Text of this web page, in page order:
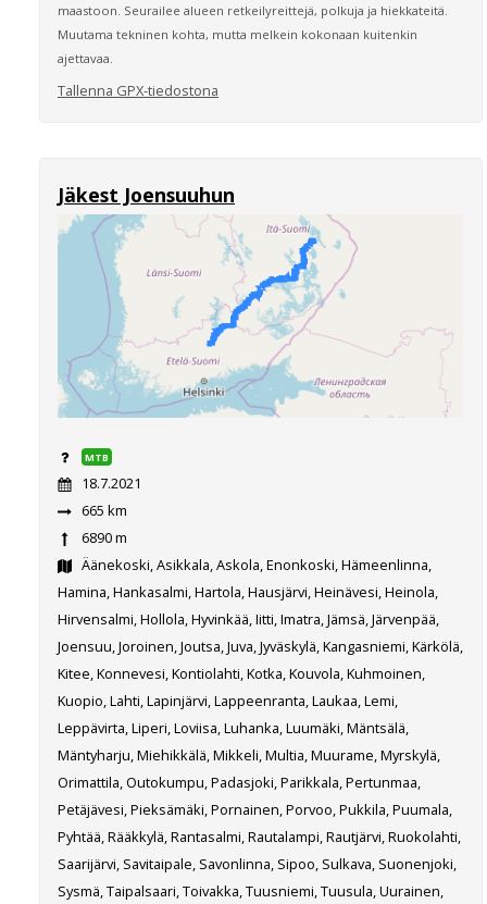
maastoon. Seurailee alueen retkeilyreittejä, polkuja ja hiekkateitä.
Muutama tekninen kohta, mutta melkein kokonaan kuitenkin
ajettavaa.
Tallenna GPX-tiedostona
Jäkest Joensuuhun
MTB
18.7.2021
665 km
6890 m
Äänekoski, Asikkala, Askola, Enonkoski, Hämeenlinna,
Hamina, Hankasalmi, Hartola, Hausjärvi, Heinävesi, Heinola,
Hirvensalmi, Hollola, Hyvinkää, Iitti, Imatra, Jämsä, Järvenpää,
Joensuu, Joroinen, Joutsa, Juva, Jyväskylä, Kangasniemi, Kärkölä,
Kitee, Konnevesi, Kontiolahti, Kotka, Kouvola, Kuhmoinen,
Kuopio, Lahti, Lapinjärvi, Lappeenranta, Laukaa, Lemi,
Leppävirta, Liperi, Loviisa, Luhanka, Luumäki, Mäntsälä,
Mäntyharju, Miehikkälä, Mikkeli, Multia, Muurame, Myrskylä,
Orimattila, Outokumpu, Padasjoki, Parikkala, Pertunmaa,
Petäjävesi, Pieksämäki, Pornainen, Porvoo, Pukkila, Puumala,
Pyhtää, Rääkkylä, Rantasalmi, Rautalampi, Rautjärvi, Ruokolahti,
Saarijärvi, Savitaipale, Savonlinna, Sipoo, Sulkava, Suonenjoki,
Sysmä, Taipalsaari, Toivakka, Tuusniemi, Tuusula, Uurainen,